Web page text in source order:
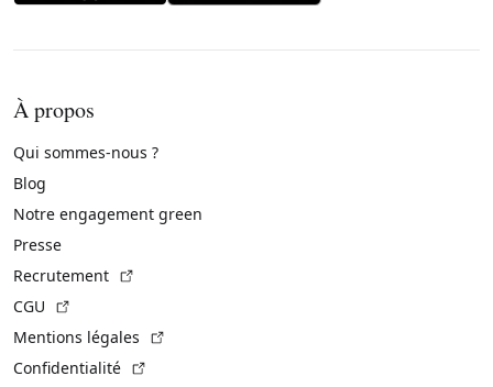
À propos
Qui sommes-nous ?
Blog
Notre engagement green
Presse
Recrutement
CGU
Mentions légales
Confidentialité